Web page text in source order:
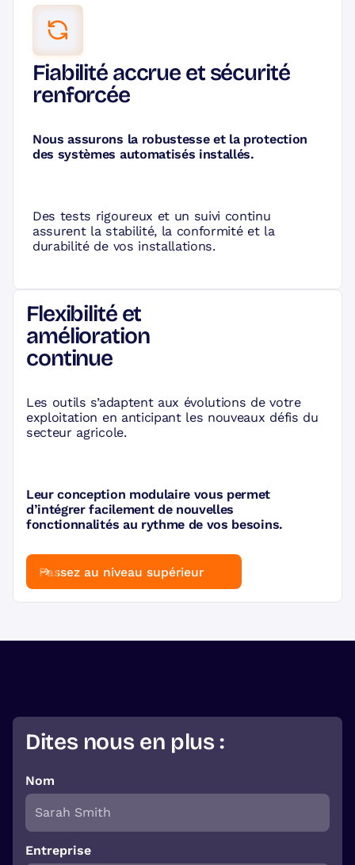
Fiabilité accrue et sécurité
renforcée
Nous assurons la robustesse et la protection
des systèmes automatisés installés.
Des tests rigoureux et un suivi continu
assurent la stabilité, la conformité et la
durabilité de vos installations.
Flexibilité et
amélioration
continue
Les outils s’adaptent aux évolutions de votre
exploitation en anticipant les nouveaux défis du
secteur agricole.
Leur conception modulaire vous permet
d’intégrer facilement de nouvelles
fonctionnalités au rythme de vos besoins.
Passez au niveau supérieur
Dites nous en plus :
Nom
Entreprise